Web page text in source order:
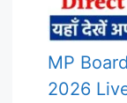
MP
2026